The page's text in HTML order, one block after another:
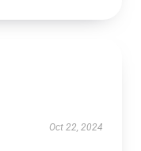
Oct 22, 2024